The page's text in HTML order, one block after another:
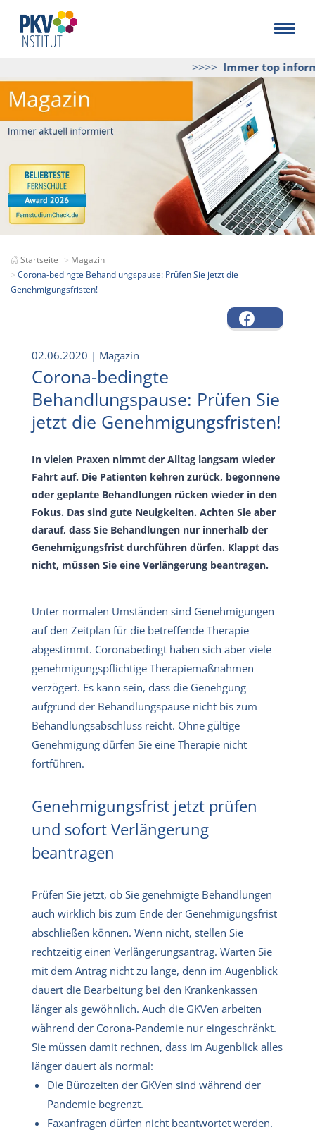
>>>>Immer top
Startseite
Magazin
Corona-bedingte Behandlungspause: Prüfen Sie jetzt die
Genehmigungsfristen!
02.06.2020 | Magazin
Corona-bedingte
Behandlungspause: Prüfen Sie
jetzt die Genehmigungsfristen!
In vielen Praxen nimmt der Alltag langsam wieder
Fahrt auf. Die Patienten kehren zurück, begonnene
oder geplante Behandlungen rücken wieder in den
Fokus. Das sind gute Neuigkeiten. Achten Sie aber
darauf, dass Sie Behandlungen nur innerhalb der
Genehmigungsfrist durchführen dürfen. Klappt das
nicht, müssen Sie eine Verlängerung beantragen.
Unter normalen Umständen sind Genehmigungen
auf den Zeitplan für die betreffende Therapie
abgestimmt. Coronabedingt haben sich aber viele
genehmigungspflichtige Therapiemaßnahmen
verzögert. Es kann sein, dass die Genehgung
aufgrund der Behandlungspause nicht bis zum
Behandlungsabschluss reicht. Ohne gültige
Genehmigung dürfen Sie eine Therapie nicht
fortführen.
Genehmigungsfrist jetzt prüfen
und sofort Verlängerung
beantragen
Prüfen Sie jetzt, ob Sie genehmigte Behandlungen
auch wirklich bis zum Ende der Genehmigungsfrist
abschließen können. Wenn nicht, stellen Sie
rechtzeitig einen Verlängerungsantrag. Warten Sie
mit dem Antrag nicht zu lange, denn im Augenblick
dauert die Bearbeitung bei den Krankenkassen
länger als gewöhnlich. Auch die GKVen arbeiten
während der Corona-Pandemie nur eingeschränkt.
Sie müssen damit rechnen, dass im Augenblick alles
länger dauert als normal:
Die Bürozeiten der GKVen sind während der
Pandemie begrenzt.
Faxanfragen dürfen nicht beantwortet werden.